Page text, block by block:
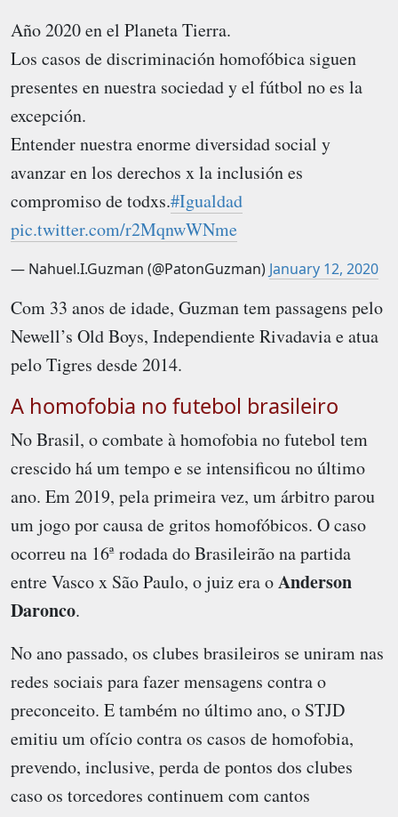
Año 2020 en el Planeta Tierra.
Los casos de discriminación homofóbica siguen
presentes en nuestra sociedad y el fútbol no es la
excepción.
Entender nuestra enorme diversidad social y
avanzar en los derechos x la inclusión es
compromiso de todxs.#Igualdad
pic.twitter.com/r2MqnwWNme
— Nahuel.I.Guzman (@PatonGuzman) January 12, 2020
Com 33 anos de idade, Guzman tem passagens pelo
Newell’s Old Boys, Independiente Rivadavia e atua
pelo Tigres desde 2014.
A homofobia no futebol brasileiro
No Brasil, o combate à homofobia no futebol tem
crescido há um tempo e se intensificou no último
ano. Em 2019, pela primeira vez, um árbitro parou
um jogo por causa de gritos homofóbicos. O caso
ocorreu na 16ª rodada do Brasileirão na partida
entre Vasco x São Paulo, o juiz era oAnderson
Daronco.
No ano passado, os clubes brasileiros se uniram nas
redes sociais para fazer mensagens contra o
preconceito. E também no último ano, o STJD
emitiu um ofício contra os casos de homofobia,
prevendo, inclusive, perda de pontos dos clubes
caso os torcedores continuem com cantos